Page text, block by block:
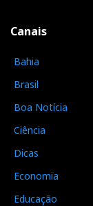
Canais
Bahia
Brasil
Boa Notícia
Ciência
Dicas
Economia
Educação